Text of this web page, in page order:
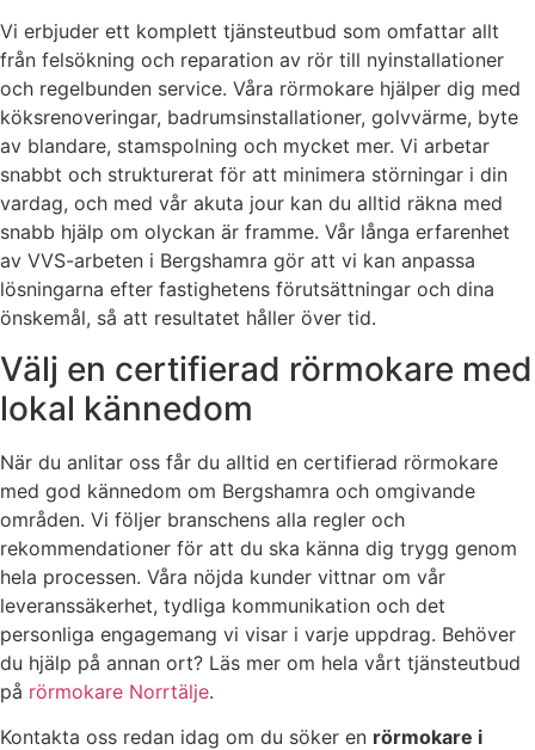
Vi erbjuder ett komplett tjänsteutbud som omfattar allt
från felsökning och reparation av rör till nyinstallationer
och regelbunden service. Våra rörmokare hjälper dig med
köksrenoveringar, badrumsinstallationer, golvvärme, byte
av blandare, stamspolning och mycket mer. Vi arbetar
snabbt och strukturerat för att minimera störningar i din
vardag, och med vår akuta jour kan du alltid räkna med
snabb hjälp om olyckan är framme. Vår långa erfarenhet
av VVS-arbeten i Bergshamra gör att vi kan anpassa
lösningarna efter fastighetens förutsättningar och dina
önskemål, så att resultatet håller över tid.
Välj en certifierad rörmokare med
lokal kännedom
När du anlitar oss får du alltid en certifierad rörmokare
med god kännedom om Bergshamra och omgivande
områden. Vi följer branschens alla regler och
rekommendationer för att du ska känna dig trygg genom
hela processen. Våra nöjda kunder vittnar om vår
leveranssäkerhet, tydliga kommunikation och det
personliga engagemang vi visar i varje uppdrag. Behöver
du hjälp på annan ort? Läs mer om hela vårt tjänsteutbud
på rörmokare Norrtälje.
Kontakta oss redan idag om du söker en rörmokare i